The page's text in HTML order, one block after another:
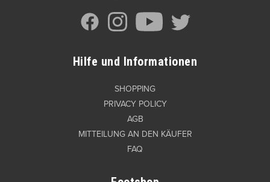
Hilfe und Informationen
SHOPPING
PRIVACY POLICY
AGB
MITTEILUNG AN DEN KÄUFER
FAQ